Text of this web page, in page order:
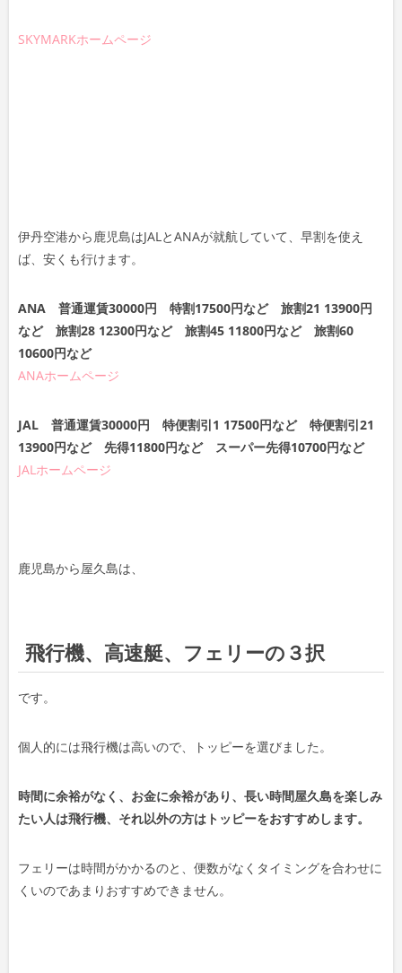
SKYMARKホームページ
伊丹空港から鹿児島はJALとANAが就航していて、早割を使え
ば、安くも行けます。
ANA 普通運賃30000円 特割17500円など 旅割21 13900円
など 旅割28 12300円など 旅割45 11800円など 旅割60
10600円など
ANAホームページ
JAL 普通運賃30000円 特便割引1 17500円など 特便割引21
13900円など 先得11800円など スーパー先得10700円など
JALホームページ
鹿児島から屋久島は、
飛行機、高速艇、フェリーの３択
です。
個人的には飛行機は高いので、トッピーを選びました。
時間に余裕がなく、お金に余裕があり、長い時間屋久島を楽しみ
たい人は飛行機、それ以外の方はトッピーをおすすめします。
フェリーは時間がかかるのと、便数がなくタイミングを合わせに
くいのであまりおすすめできません。